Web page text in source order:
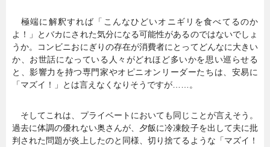
極端に解釈すれば「こんなひどいオニギリを食べてるのか
よ！」とバカにされた気分になる可能性があるのではないでしょ
うか。コンビニおにぎりの存在が消費者にとってどんなに大きい
か、お世話になっている人々がどれほど多いかを思い巡らせる
と、影響力を持つ専門家やオピニオンリーダーたちは、安易に
「マズイ！」とは言えなくなりそうですが……。
そしてこれは、プライベートにおいても同じことが言えそう。
過去に体調の優れない奥さんが、夕飯に冷凍餃子を出して夫に批
判された問題が炎上したのと同様、切り捨てるような「マズイ！